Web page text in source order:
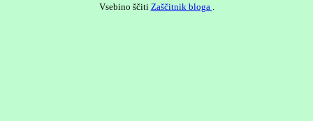
Vsebino ščiti Zaščitnik bloga